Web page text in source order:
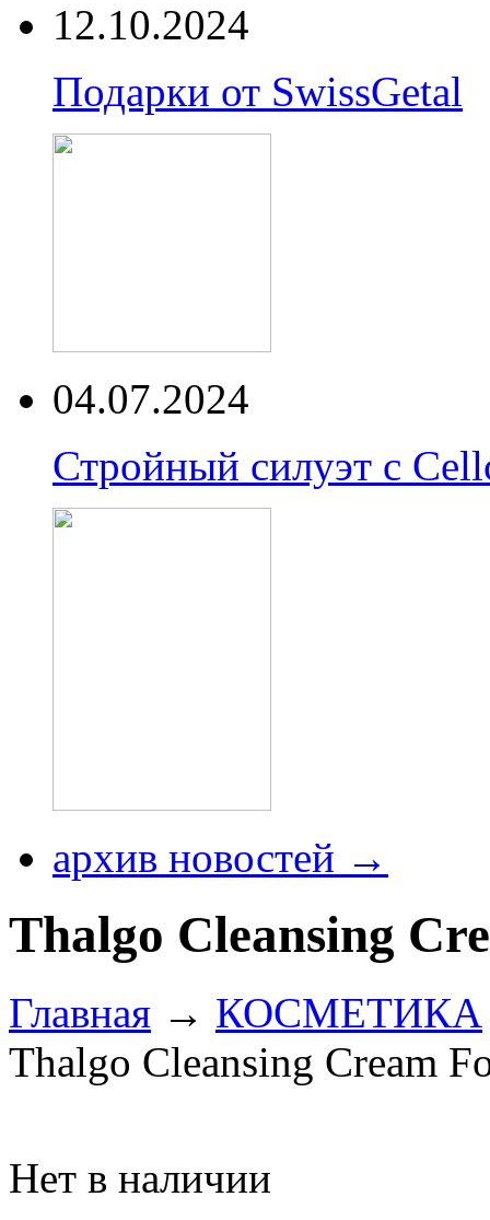
12.10.2024
Подарки от SwissGetal
04.07.2024
Стройный силуэт с
архив новостей →
Thalgo Cleansing
Главная → КОСМЕТИКА
Thalgo Cleansing Cream
Нет в наличии